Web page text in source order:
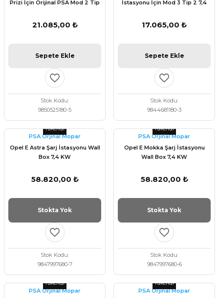
Prizi İçin Orijinal PSA Mod 2 Tip
21.085,00 ₺
Sepete Ekle
Stok Kodu
9850525180-5
İstasyonu İçin Mod 3 Tip 2 7,4
17.065,00 ₺
Sepete Ekle
Stok Kodu
9844681180-3
Tükendi
PSA Orjinal Mopar
Opel E Astra Şarj İstasyonu Wall
Box 7,4 KW
58.820,00 ₺
Stokta Yok
Stok Kodu
9847997680-7
Tükendi
PSA Orjinal Mopar
Opel E Mokka Şarj İstasyonu
Wall Box 7,4 KW
58.820,00 ₺
Stokta Yok
Stok Kodu
9847997680-6
Tükendi
PSA Orjinal Mopar
Tükendi
PSA Orjinal Mopar